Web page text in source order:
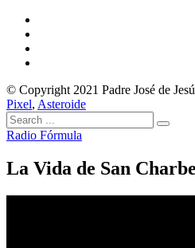
© Copyright 2021 Padre José de
Pixel, Asteroide
Radio Fórmula
La Vida de San